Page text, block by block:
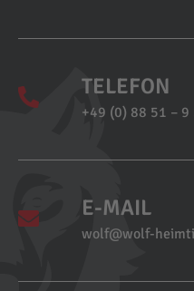
TELEFON
+49 (0) 88 51 –
E-MAIL
wolf@wolf-